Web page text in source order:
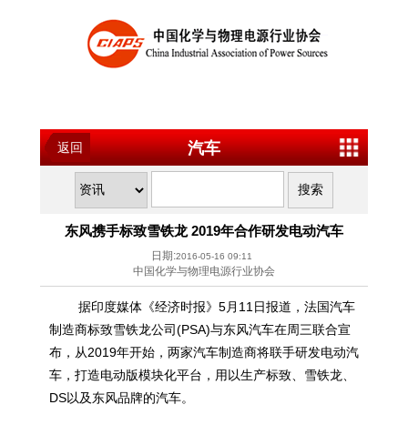
返回 汽车
东风携手标致雪铁龙 2019年合作研发电动汽车
日期:2016-05-16 09:11
中国化学与物理电源行业协会
据印度媒体《经济时报》5月11日报道，法国汽车
制造商标致雪铁龙公司(PSA)与东风汽车在周三联合宣
布，从2019年开始，两家汽车制造商将联手研发电动汽
车，打造电动版模块化平台，用以生产标致、雪铁龙、
DS以及东风品牌的汽车。